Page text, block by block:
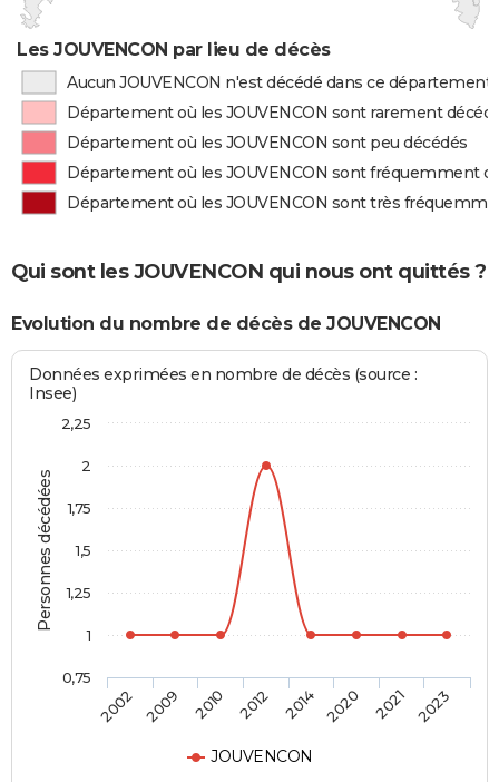
Les JOUVENCON par lieu de décès
Aucun JOUVENCON n'est décédé dans ce département
Département où les JOUVENCON sont rarement
Département où les JOUVENCON sont peu décédés
Département où les JOUVENCON sont fréquemment
Département où les JOUVENCON sont très
Qui sont les JOUVENCON qui nous ont quittés ?
Evolution du nombre de décès de JOUVENCON
Personnes décédées
Données exprimées en nombre de décès (source :
Insee)
JOUVENCON
2002 2009 2010 2012 2014 2020 2021 2023
0,75
1
1,25
1,5
1,75
2
2,25